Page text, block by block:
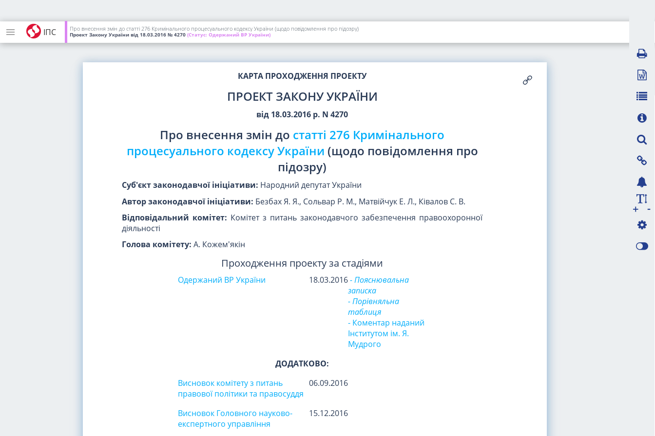
ІПС Про внесення змін до статті 276 Кримінального процесуального кодексу України (щодо повідомлення про підозру)
Проект Закону України від 18.03.2016 № 4270 (Статус: Одержаний ВР України)
КАРТА ПРОХОДЖЕННЯ ПРОЕКТУ
ПРОЕКТ ЗАКОНУ УКРАЇНИ
від 18.03.2016 р. N 4270
Про внесення змін до статті 276 Кримінального
процесуального кодексу України (щодо повідомлення про
підозру)
Суб'єкт законодавчої ініціативи: Народний депутат України
Автор законодавчої ініціативи: Безбах Я. Я., Сольвар Р. М., Матвійчук Е. Л., Ківалов С. В.
Відповідальний комітет: Комітет з питань законодавчого забезпечення правоохоронної
діяльності
Голова комітету: А. Кожем'якін
Проходження проекту за стадіями
Одержаний ВР України 18.03.2016- Пояснювальна
записка
- Порівняльна
таблиця
- Коментар наданий
Інститутом ім. Я.
Мудрого
ДОДАТКОВО:
Висновок комітету з питань
правової політики та правосуддя
06.09.2016
Висновок Головного науково-
експертного управління
15.12.2016
-
+